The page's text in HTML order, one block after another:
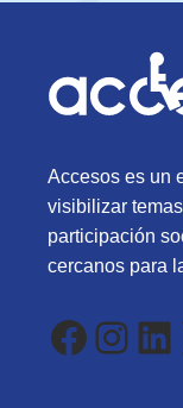
Accesos es un
visibilizar
participación
cercanos para